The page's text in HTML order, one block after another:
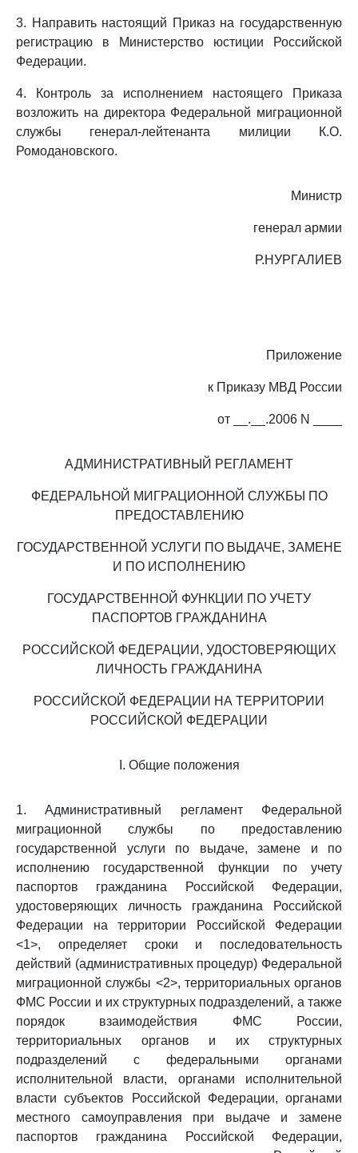
3. Направить настоящий Приказ на государственную
регистрацию в Министерство юстиции Российской
Федерации.
4. Контроль за исполнением настоящего Приказа
возложить на директора Федеральной миграционной
службы генерал-лейтенанта милиции К.О.
Ромодановского.
Министр
генерал армии
Р.НУРГАЛИЕВ
Приложение
к Приказу МВД России
от __.__.2006 N ____
АДМИНИСТРАТИВНЫЙ РЕГЛАМЕНТ
ФЕДЕРАЛЬНОЙ МИГРАЦИОННОЙ СЛУЖБЫ ПО
ПРЕДОСТАВЛЕНИЮ
ГОСУДАРСТВЕННОЙ УСЛУГИ ПО ВЫДАЧЕ, ЗАМЕНЕ
И ПО ИСПОЛНЕНИЮ
ГОСУДАРСТВЕННОЙ ФУНКЦИИ ПО УЧЕТУ
ПАСПОРТОВ ГРАЖДАНИНА
РОССИЙСКОЙ ФЕДЕРАЦИИ, УДОСТОВЕРЯЮЩИХ
ЛИЧНОСТЬ ГРАЖДАНИНА
РОССИЙСКОЙ ФЕДЕРАЦИИ НА ТЕРРИТОРИИ
РОССИЙСКОЙ ФЕДЕРАЦИИ
I. Общие положения
1. Административный регламент Федеральной
миграционной службы по предоставлению
государственной услуги по выдаче, замене и по
исполнению государственной функции по учету
паспортов гражданина Российской Федерации,
удостоверяющих личность гражданина Российской
Федерации на территории Российской Федерации
<1>, определяет сроки и последовательность
действий (административных процедур) Федеральной
миграционной службы <2>, территориальных органов
ФМС России и их структурных подразделений, а также
порядок взаимодействия ФМС России,
территориальных органов и их структурных
подразделений с федеральными органами
исполнительной власти, органами исполнительной
власти субъектов Российской Федерации, органами
местного самоуправления при выдаче и замене
паспортов гражданина Российской Федерации,